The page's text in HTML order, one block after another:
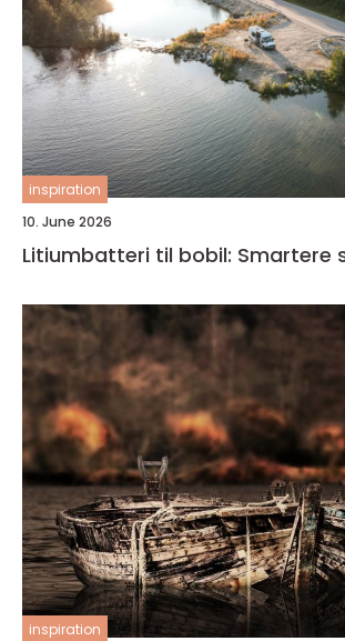
inspiration
10. June 2026
Litiumbatteri til bobil: Smartere
inspiration